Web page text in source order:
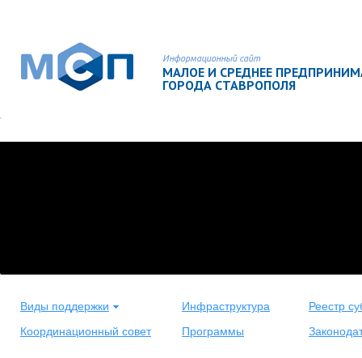
Информационный сайт
МАЛОЕ И СРЕДНЕЕ
ГОРОДА СТАВРОПОЛЯ
Виды поддержки Инфраструктура
Реестр
Координационный совет
Программы